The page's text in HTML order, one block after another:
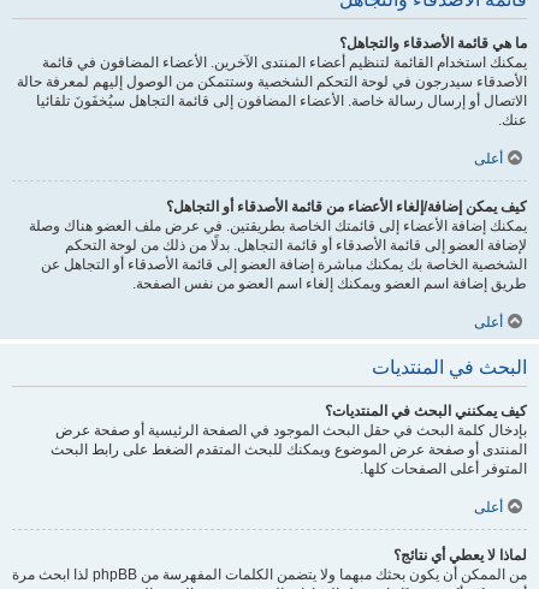
ما هي قائمة الأصدقاء والتجاهل؟
يمكنك استخدام القائمة لتنظيم أعضاء المنتدى الآخرين. الأعضاء المضافون في قائمة
الأصدقاء سيدرجون في لوحة التحكم الشخصية وستتمكن من الوصول إليهم لمعرفة حالة
الاتصال أو إرسال رسالة خاصة. الأعضاء المضافون إلى قائمة التجاهل سيُخفَونَ تلقائيا
عنك.
أعلى
كيف يمكن إضافة/إلغاء الأعضاء من قائمة الأصدقاء أو التجاهل؟
يمكنك إضافة الأعضاء إلى قائمتك الخاصة بطريقتين. في عرض ملف العضو هناك وصلة
لإضافة العضو إلى قائمة الأصدقاء أو قائمة التجاهل. بدلًا من ذلك من لوحة التحكم
الشخصية الخاصة بك يمكنك مباشرة إضافة العضو إلى قائمة الأصدقاء أو التجاهل عن
طريق إضافة اسم العضو ويمكنك إلغاء اسم العضو من نفس الصفحة.
أعلى
البحث في المنتديات
كيف يمكنني البحث في المنتديات؟
بإدخال كلمة البحث في حقل البحث الموجود في الصفحة الرئيسية أو صفحة عرض
المنتدى أو صفحة عرض الموضوع ويمكنك للبحث المتقدم الضغط على رابط البحث
المتوفر أعلى الصفحات كلها.
أعلى
لماذا لا يعطي أي نتائج؟
من الممكن أن يكون بحثك مبهما ولا يتضمن الكلمات المفهرسة من phpBB لذا ابحث مرة